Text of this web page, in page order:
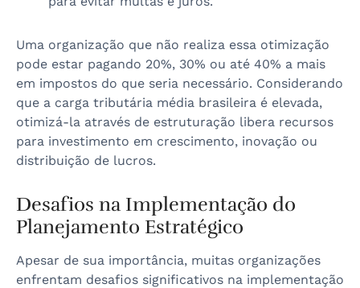
Uma organização que não realiza essa otimização
pode estar pagando 20%, 30% ou até 40% a mais
em impostos do que seria necessário. Considerando
que a carga tributária média brasileira é elevada,
otimizá-la através de estruturação libera recursos
para investimento em crescimento, inovação ou
distribuição de lucros.
Desafios na Implementação do
Planejamento Estratégico
Apesar de sua importância, muitas organizações
enfrentam desafios significativos na implementação